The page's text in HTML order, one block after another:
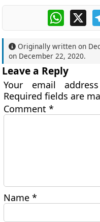
X
Originally written on
on December 22, 2020.
Leave a Reply
Your email
Required fields are
Comment*
Name*